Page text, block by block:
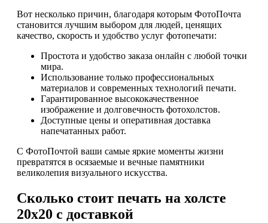
Вот несколько причин, благодаря которым ФотоПочта
становится лучшим выбором для людей, ценящих
качество, скорость и удобство услуг фотопечати:
Простота и удобство заказа онлайн с любой точки
мира.
Использование только профессиональных
материалов и современных технологий печати.
Гарантированное высококачественное
изображение и долговечность фотохолстов.
Доступные цены и оперативная доставка
напечатанных работ.
С ФотоПочтой ваши самые яркие моменты жизни
превратятся в осязаемые и вечные памятники
великолепия визуального искусства.
Сколько стоит печать на холсте
20х20 с доставкой